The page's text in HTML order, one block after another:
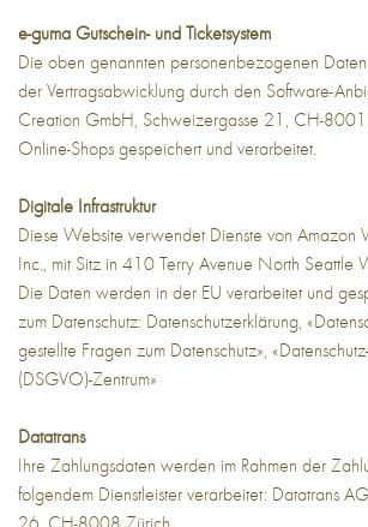
e-guma Gutschein- und Ticketsystem
Die oben genannten personenbezogenen
der Vertragsabwicklung durch den Software-
Creation GmbH, Schweizergasse 21, CH-8001
Online-Shops gespeichert und verarbeitet.
Digitale Infrastruktur
Diese Website verwendet Dienste von Amazon
Inc., mit Sitz in 410 Terry Avenue North Seattle
Die Daten werden in der EU verarbeitet und
zum Datenschutz: Datenschutzerklärung,
gestellte Fragen zum Datenschutz»,
(DSGVO)-Zentrum»
Datatrans
Ihre Zahlungsdaten werden im Rahmen der
folgendem Dienstleister verarbeitet: Datatrans